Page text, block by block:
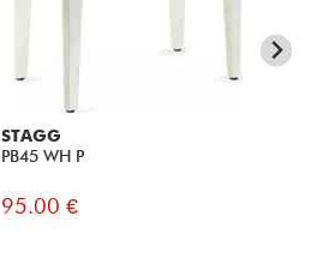
STAGG
PB45 WH P
95.00 €